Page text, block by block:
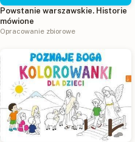
Powstanie warszawskie. Historie
mówione
Opracowanie zbiorowe